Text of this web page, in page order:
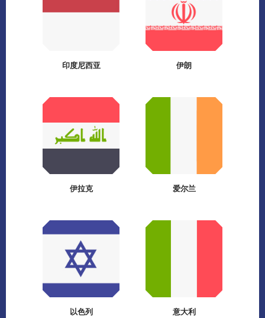
印度尼西亚 伊朗
伊拉克 爱尔兰
以色列 意大利